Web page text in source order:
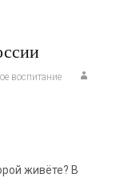
воспитание
живёте? В